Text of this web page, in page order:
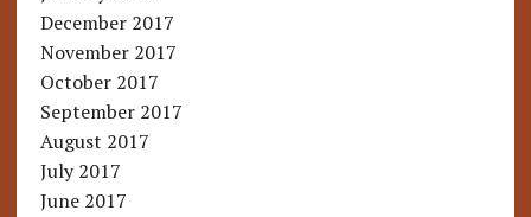
December 2017
November 2017
October 2017
September 2017
August 2017
July 2017
June 2017